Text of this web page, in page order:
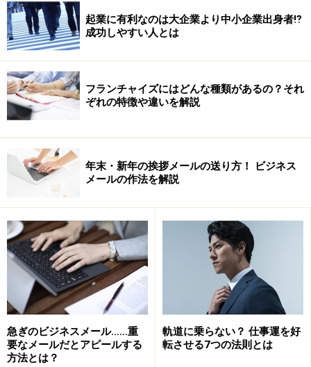
新規取引先と速攻で信頼関係を築くには
信頼関係は、コツコツと積み上げて構築できるもので
す。しかし、新規の取引先からの仕事を獲得するには、
最短の時間で信頼を獲得することが必要になります。
■自己紹介で経験と実績を伝える
らない」からです。情報不足が、第一に挙げられます。
そこで、仕事の取引をしたいと思って名刺交換をする際
には、「
これまでの業務経験や実績を完結にまとめ、さらに仕事
への取り組み姿勢やビジョンを自己アピール欄に書いて
おくと、あなたの人となりを伝えることができます。
起業に有利なのは大企業より中小企業出身者⁉
成功しやすい人とは
フランチャイズにはどんな種類があるの？それ
ぞれの特徴や違いを解説
年末・新年の挨拶メールの送り方！ ビジネス
メールの作法を解説
急ぎのビジネスメール……重
要なメールだとアピールする
方法とは？
軌道に乗らない？ 仕事運を好
転させる7つの法則とは